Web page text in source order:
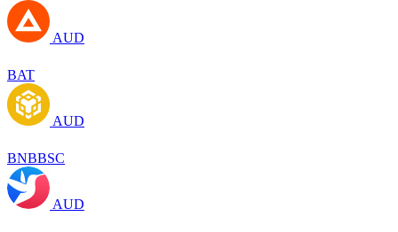
AUD
BAT
AUD
BNBBSC
AUD